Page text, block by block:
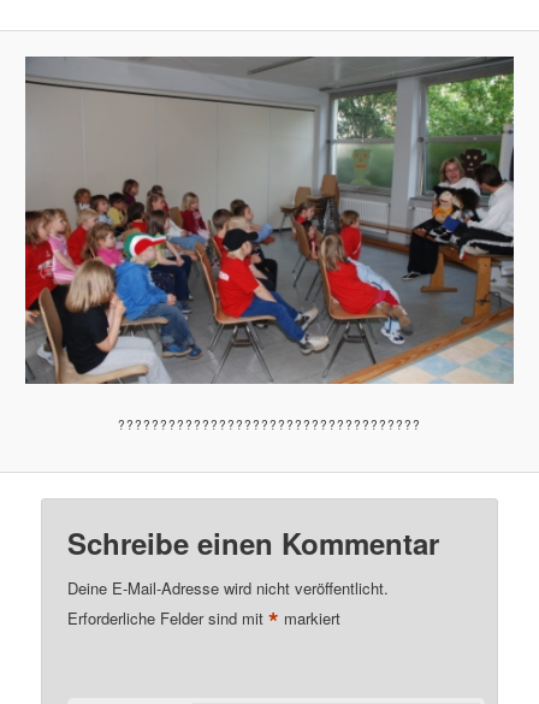
????????????????????????????????????
Schreibe einen Kommentar
Deine E-Mail-Adresse wird nicht veröffentlicht.
Erforderliche Felder sind mit* markiert